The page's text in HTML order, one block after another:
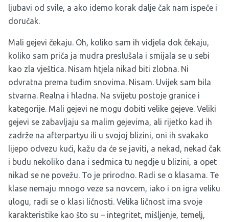
ljubavi od svile, a ako idemo korak dalje čak nam ispeče i
doručak.
Mali gejevi čekaju. Oh, koliko sam ih vidjela dok čekaju,
koliko sam priča ja mudra preslušala i smijala se u sebi
kao zla vještica. Nisam htjela nikad biti zlobna. Ni
odvratna prema tuđim snovima. Nisam. Uvijek sam bila
stvarna. Realna i hladna. Na svijetu postoje granice i
kategorije. Mali gejevi ne mogu dobiti velike gejeve. Veliki
gejevi se zabavljaju sa malim gejevima, ali rijetko kad ih
zadrže na afterpartyu ili u svojoj blizini, oni ih svakako
lijepo odvezu kući, kažu da će se javiti, a nekad, nekad čak
i budu nekoliko dana i sedmica tu negdje u blizini, a opet
nikad se ne povežu. To je prirodno. Radi se o klasama. Te
klase nemaju mnogo veze sa novcem, iako i on igra veliku
ulogu, radi se o klasi ličnosti. Velika ličnost ima svoje
karakteristike kao što su – integritet, mišljenje, temelj,